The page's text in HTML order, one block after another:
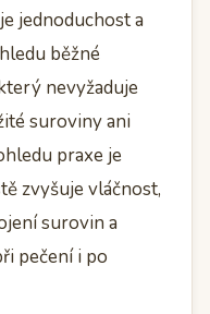
jednoduchost a
běžné
nevyžaduje
suroviny ani
praxe je
zvyšuje vláčnost,
surovin a
pečení i po